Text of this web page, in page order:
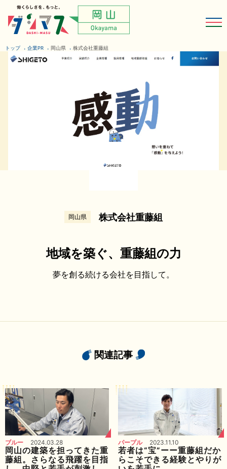
トップ 企業PR 岡山県 株式会社重藤組
岡山県 株式会社重藤組
地域を築ぐ、重藤組の力
夢を創る続ける会社を目指して。
関連記事
ブルー 2024.03.28
岡山の建築を担ってきた重
藤組。さらなる飛躍を目指
パープル 2023.11.10
若者は“宝”ーー重藤組だか
らこそできる経験とやりが